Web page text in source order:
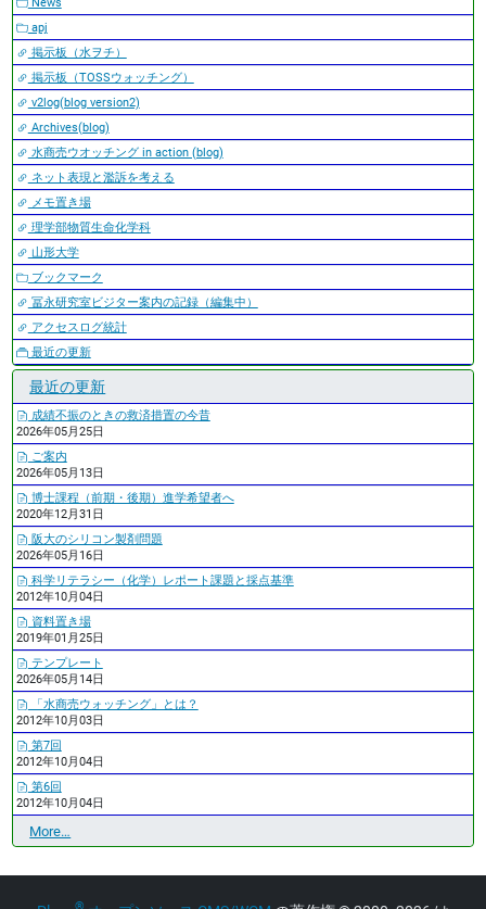
apj
掲示板（水ヲチ）
掲示板（TOSSウォッチング）
v2log(blog version2)
Archives(blog)
水商売ウオッチング in action (blog)
ネット表現と濫訴を考える
メモ置き場
理学部物質生命化学科
山形大学
ブックマーク
冨永研究室ビジター案内の記録（編集中）
アクセスログ統計
最近の更新
最近の更新
成績不振のときの救済措置の今昔
2026年05月25日
ご案内
2026年05月13日
博士課程（前期・後期）進学希望者へ
2020年12月31日
阪大のシリコン製剤問題
2026年05月16日
科学リテラシー（化学）レポート課題と採点基準
2012年10月04日
資料置き場
2019年01月25日
テンプレート
2026年05月14日
「水商売ウォッチング」とは？
2012年10月03日
第7回
2012年10月04日
第6回
2012年10月04日
最
近
More…